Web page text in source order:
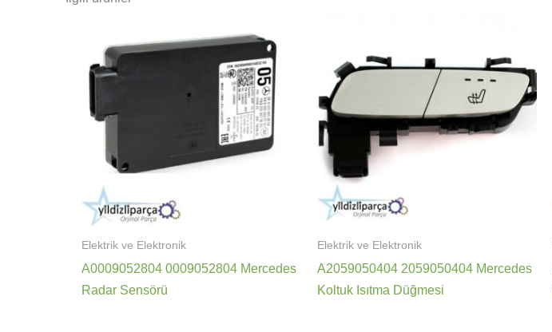
Elektrik ve Elektronik
A0009052804 0009052804 Mercedes
Radar Sensörü
Elektrik ve Elektronik
A2059050404 2059050404 Mercedes
Koltuk Isıtma Düğmesi